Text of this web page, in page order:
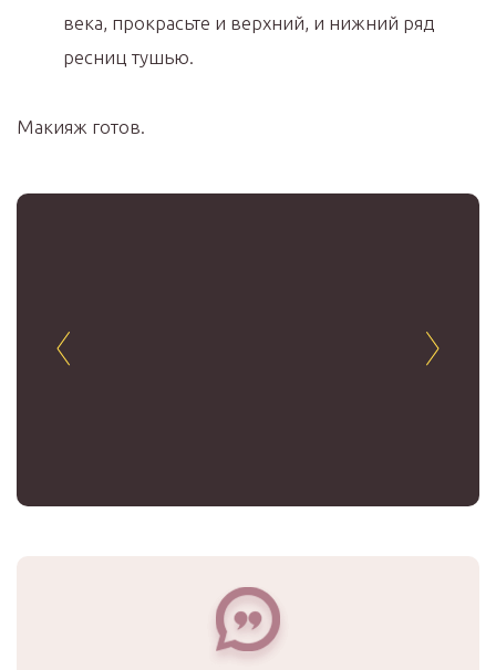
века, прокрасьте и верхний, и нижний ряд
ресниц тушью.
Макияж готов.